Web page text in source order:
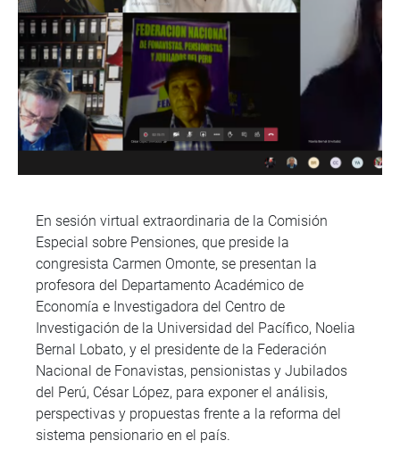
En sesión virtual extraordinaria de la Comisión
Especial sobre Pensiones, que preside la
congresista Carmen Omonte, se presentan la
profesora del Departamento Académico de
Economía e Investigadora del Centro de
Investigación de la Universidad del Pacífico, Noelia
Bernal Lobato, y el presidente de la Federación
Nacional de Fonavistas, pensionistas y Jubilados
del Perú, César López, para exponer el análisis,
perspectivas y propuestas frente a la reforma del
sistema pensionario en el país.